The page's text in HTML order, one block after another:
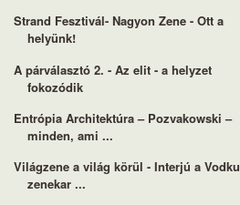
Strand Fesztivál- Nagyon Zene - Ott a
helyünk!
A párválasztó 2. - Az elit - a helyzet
fokozódik
Entrópia Architektúra – Pozvakowski –
minden, ami ...
Világzene a világ körül - Interjú a Vodku
zenekar ...